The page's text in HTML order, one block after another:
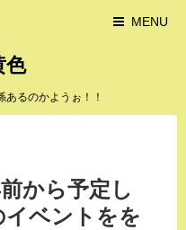
MENU
色
るのかようぉ！！
から予定し
ベントをを